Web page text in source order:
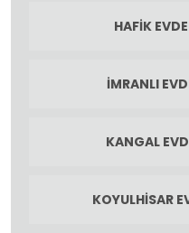
HAFIK
İMRANLI
KANGAL
KOYULHISAR